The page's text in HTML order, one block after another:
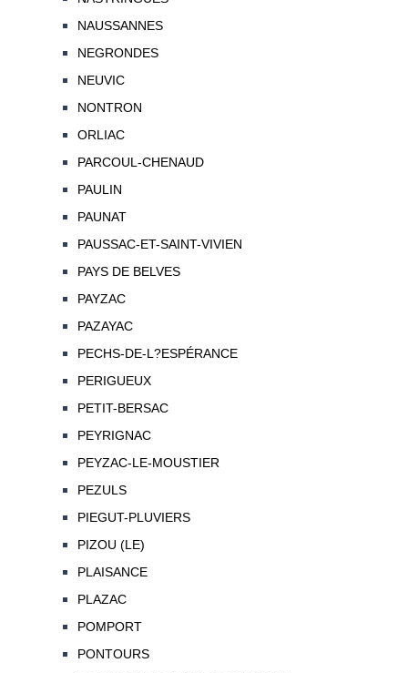
NAUSSANNES
NEGRONDES
NEUVIC
NONTRON
ORLIAC
PARCOUL-CHENAUD
PAULIN
PAUNAT
PAUSSAC-ET-SAINT-VIVIEN
PAYS DE BELVES
PAYZAC
PAZAYAC
PECHS-DE-L?ESPÉRANCE
PERIGUEUX
PETIT-BERSAC
PEYRIGNAC
PEYZAC-LE-MOUSTIER
PEZULS
PIEGUT-PLUVIERS
PIZOU (LE)
PLAISANCE
PLAZAC
POMPORT
PONTOURS